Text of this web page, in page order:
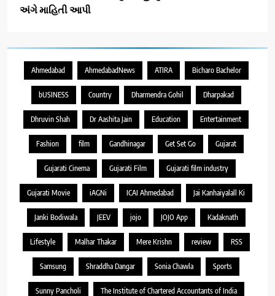
અંગે માહિતી આપી
Ahmedabad AhmedabadNews ATIRA Bicharo Bachelor
bUSINESS Country Dharmendra Gohil Dharpakad
Dhruvin Shah Dr Aashita Jain Education Entertainment
Fashion film Gandhinagar Get Set Go Gujarat
Gujarati Cinema Gujarati Film Gujarati film industry
Gujarati Movie iAGNi ICAI Ahmedabad Jai Kanhaiyalall Ki
Janki Bodiwala JEEV jojo JOJO App Kadaknath
Lifestyle Malhar Thakar Mere Krishn review RSS
Samsung Shraddha Dangar Sonia Chawla Sports
Sunny Pancholi The Institute of Chartered Accountants of India